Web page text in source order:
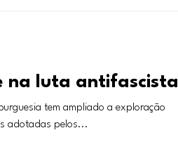
na luta antifascista
tem ampliado a exploração
adotadas pelos...